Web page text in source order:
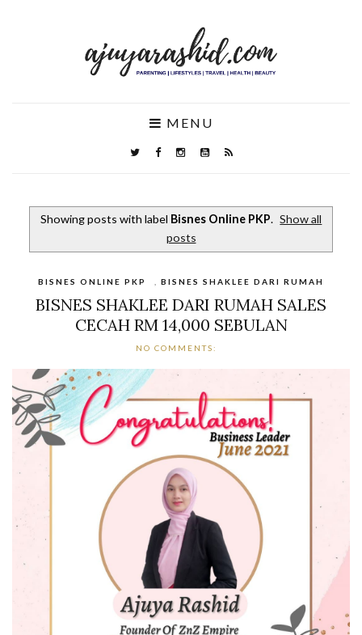
MENU
Showing posts with label Bisnes Online PKP. Show all
posts
BISNES ONLINE PKP BISNES SHAKLEE DARI RUMAH
BISNES SHAKLEE DARI RUMAH SALES
CECAH RM 14,000 SEBULAN
NO COMMENTS: